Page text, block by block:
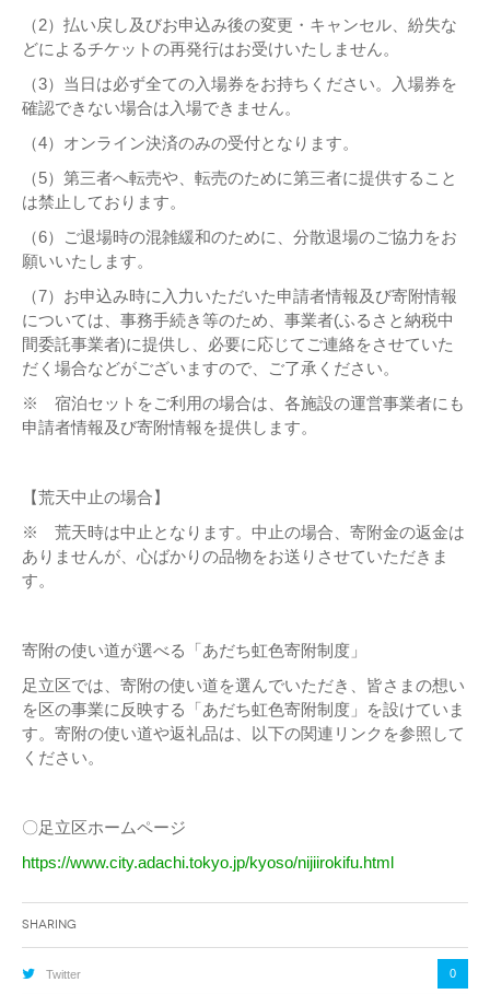
（2）払い戻し及びお申込み後の変更・キャンセル、紛失な
どによるチケットの再発行はお受けいたしません。
（3）当日は必ず全ての入場券をお持ちください。入場券を
確認できない場合は入場できません。
（4）オンライン決済のみの受付となります。
（5）第三者へ転売や、転売のために第三者に提供すること
は禁止しております。
（6）ご退場時の混雑緩和のために、分散退場のご協力をお
願いいたします。
（7）お申込み時に入力いただいた申請者情報及び寄附情報
については、事務手続き等のため、事業者(ふるさと納税中
間委託事業者)に提供し、必要に応じてご連絡をさせていた
だく場合などがございますので、ご了承ください。
※ 宿泊セットをご利用の場合は、各施設の運営事業者にも
申請者情報及び寄附情報を提供します。
【荒天中止の場合】
※ 荒天時は中止となります。中止の場合、寄附金の返金は
ありませんが、心ばかりの品物をお送りさせていただきま
す。
寄附の使い道が選べる「あだち虹色寄附制度」
足立区では、寄附の使い道を選んでいただき、皆さまの想い
を区の事業に反映する「あだち虹色寄附制度」を設けていま
す。寄附の使い道や返礼品は、以下の関連リンクを参照して
ください。
〇足立区ホームページ
https://www.city.adachi.tokyo.jp/kyoso/nijiirokifu.html
Sharing
Twitter 0